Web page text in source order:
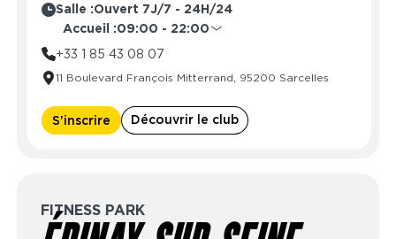
Salle :Ouvert 7J/7 - 24H/24
Accueil :09:00 - 22:00
Lundi
Mercredi
09:00 - 22:00
Vendredi
09:00 - 22:00
+33 1 85 43 08 07
11 Boulevard François Mitterrand, 95200 Sarcelles
S'inscrire Découvrir le club
FITNESS PARK